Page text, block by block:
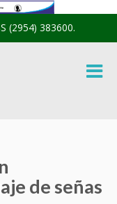
(2954) 383600.
de señas